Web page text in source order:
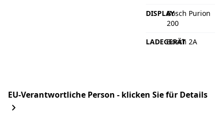
DISPLAYBosch Purion
200
LADEGERÄT
Bosch 2A
EU-Verantwortliche Person - klicken Sie für Details